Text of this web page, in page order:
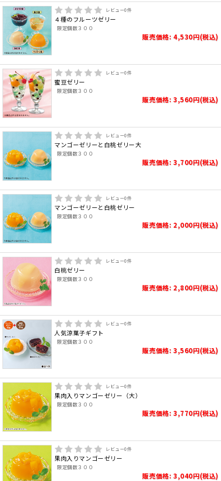
レビュー0件
４種のフルーツゼリー
限定個数３００
販売価格: 4,530円(税込)
レビュー0件
蜜豆ゼリー
限定個数３００
販売価格: 3,560円(税込)
レビュー0件
マンゴーゼリーと白桃ゼリー大
限定個数３００
販売価格: 3,700円(税込)
レビュー0件
マンゴーゼリーと白桃ゼリー
限定個数３００
販売価格: 2,000円(税込)
レビュー0件
白桃ゼリー
限定個数３００
販売価格: 2,800円(税込)
レビュー0件
人気涼菓子ギフト
限定個数３００
販売価格: 3,560円(税込)
レビュー0件
果肉入りマンゴーゼリー（大）
限定個数３００
販売価格: 3,770円(税込)
レビュー0件
果肉入りマンゴーゼリー
限定個数３００
販売価格: 3,040円(税込)